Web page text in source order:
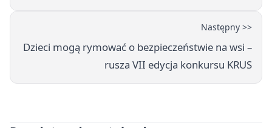
Następny >>
Dzieci mogą rymować o bezpieczeństwie na wsi –
rusza VII edycja konkursu KRUS